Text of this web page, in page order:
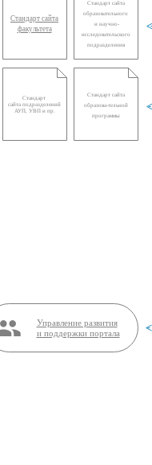
Стандарт сайта
факультета
Управление развития
и поддержки портала
Стандарт сайта
образовательного
и научно-
исследовательского
подразделения
Стандарт
сайта подразделений
АУП, УВП и пр.
Стандарт сайта
образова-тельной
программы